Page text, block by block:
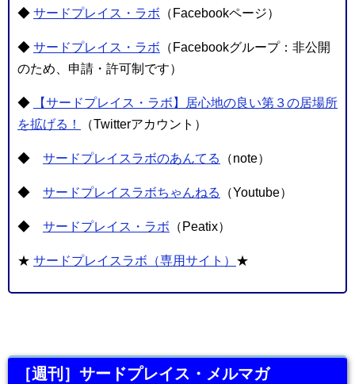
◆ サードプレイス・ラボ （Facebookページ）
◆ サードプレイス・ラボ （Facebookグループ：非公開
のため、申請・許可制です）
◆
【サードプレイス・ラボ】居心地の良い第３の居場所
を拡げる！
（Twitterアカウント）
◆ サードプレイスラボのあんてる （note）
◆ サードプレイスラボちゃんねる （Youtube）
◆ サードプレイス・ラボ （Peatix）
★ サードプレイスラボ（専用サイト） ★
［週刊］サードプレイス・メルマガ